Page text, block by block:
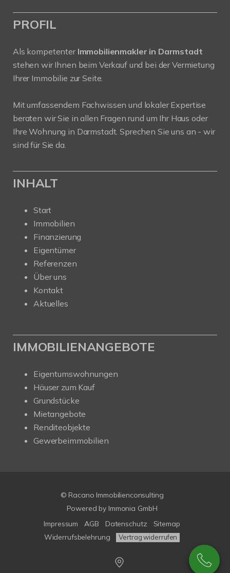
PROFIL
Als kompetenter Immobilienmakler in Darmstadt
stehen wir Ihnen beim Verkauf und bei der Vermietung
Ihrer Immobilie zur Seite.
Mit umfassendem Fachwissen und lokaler Expertise
beraten wir Sie in allen Fragen rund um Ihr Haus oder
Ihre Wohnung in Darmstadt. Sprechen Sie uns an - wir
sind für Sie da.
INHALT
Start
Immobilien
Finanzierung
Eigentümer
Referenzen
Über uns
Kontakt
Aktuelles
IMMOBILIENANGEBOTE
Eigentumswohnungen
Häuser zum Kauf
Grundstücke
Mietangebote
Renditeobjekte
Gewerbeimmobilien
© Racano Immobilienconsulting
Powered by Immonia GmbH
Impressum
AGB Datenschutz
Sitemap
Widerrufsbelehrung
Vertrag widerrufen